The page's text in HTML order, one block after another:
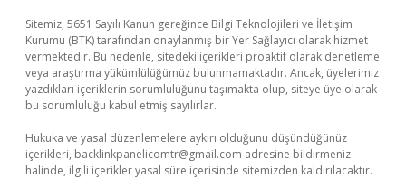
Sitemiz, 5651 Sayılı Kanun gereğince Bilgi Teknolojileri ve İletişim
Kurumu (BTK) tarafından onaylanmış bir Yer Sağlayıcı olarak hizmet
vermektedir. Bu nedenle, sitedeki içerikleri proaktif olarak denetleme
veya araştırma yükümlülüğümüz bulunmamaktadır. Ancak, üyelerimiz
yazdıkları içeriklerin sorumluluğunu taşımakta olup, siteye üye olarak
bu sorumluluğu kabul etmiş sayılırlar.
Hukuka ve yasal düzenlemelere aykırı olduğunu düşündüğünüz
içerikleri, backlinkpanelicomtr@gmail.com adresine bildirmeniz
halinde, ilgili içerikler yasal süre içerisinde sitemizden kaldırılacaktır.